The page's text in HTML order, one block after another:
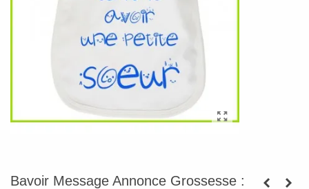
Bavoir Message Annonce Grossesse :